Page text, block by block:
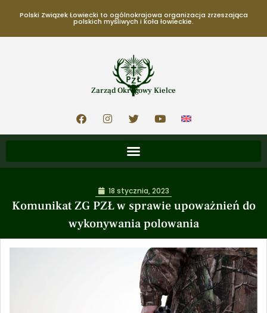
Polski Związek Łowiecki to ogólnokrajowa organizacja zrzeszająca
polskich myśliwych i koła łowieckie.
Zarząd Okręgowy Kielce
Komunikat ZG PZŁ w sprawie upoważnień do
wykonywania polowania
18 stycznia, 2023